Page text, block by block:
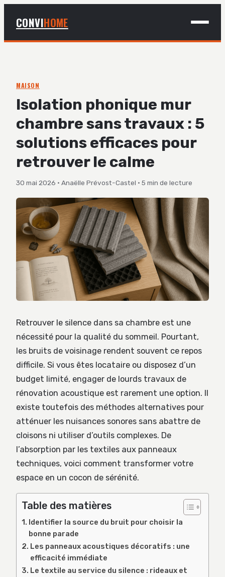
CONVIHOME
BRICOLAGE
DÉCO
JARDINAGE
MAISON
Isolation phonique mur
chambre sans travaux : 5
solutions efficaces pour
retrouver le calme
30 mai 2026 · Anaëlle Prévost-Castel · 5 min de lecture
Retrouver le silence dans sa chambre est une
nécessité pour la qualité du sommeil. Pourtant,
les bruits de voisinage rendent souvent ce repos
difficile. Si vous êtes locataire ou disposez d’un
budget limité, engager de lourds travaux de
rénovation acoustique est rarement une option. Il
existe toutefois des méthodes alternatives pour
atténuer les nuisances sonores sans abattre de
cloisons ni utiliser d’outils complexes. De
l’absorption par les textiles aux panneaux
techniques, voici comment transformer votre
espace en un cocon de sérénité.
Table des matières
Identifier la source du bruit pour choisir la
bonne parade
Les panneaux acoustiques décoratifs : une
efficacité immédiate
Le textile au service du silence : rideaux et